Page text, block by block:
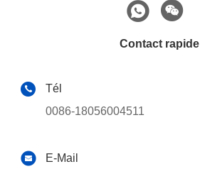
Contact rapide
Tél
0086-18056004511
E-Mail